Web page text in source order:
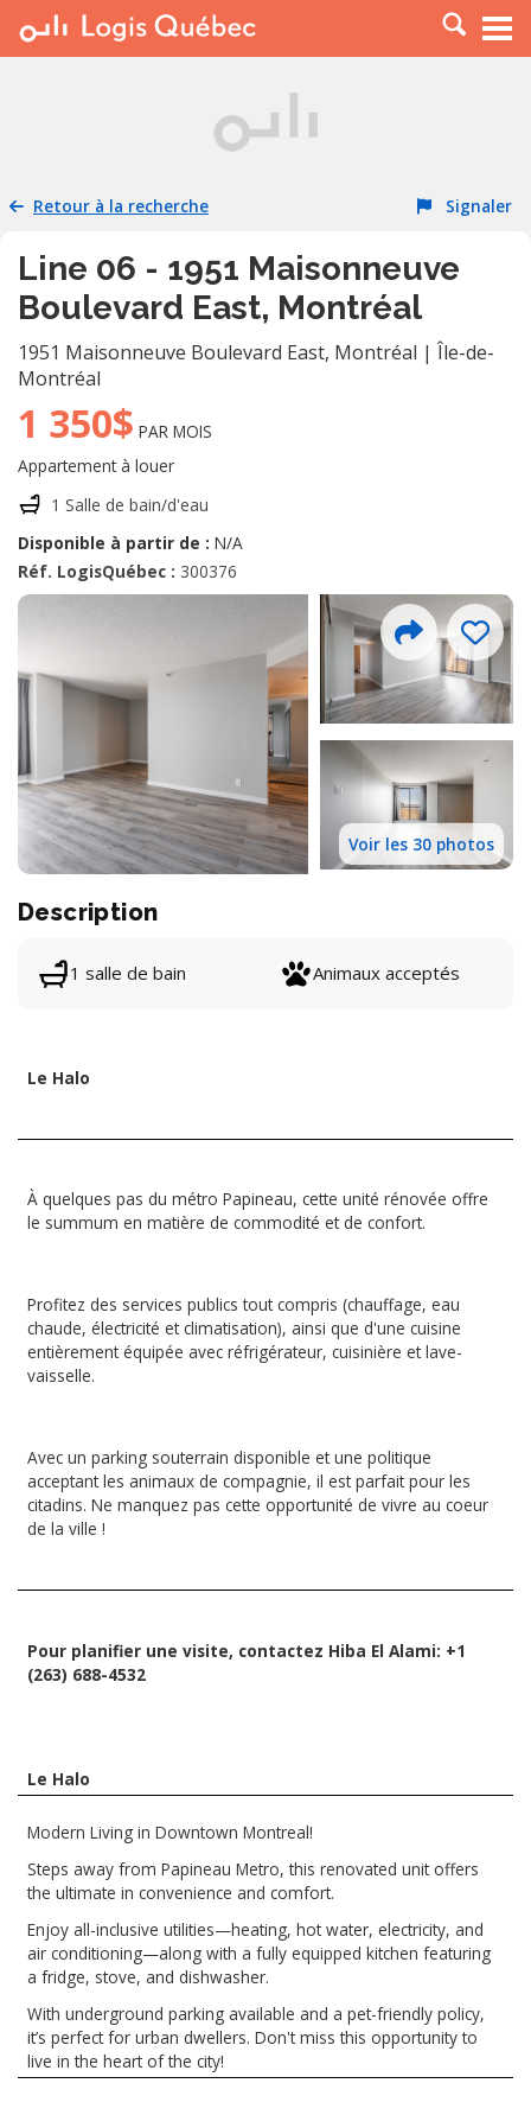
À LOUER
PLACER UNE ANNONCE
RESSOURCES
Retour à la recherche Signaler
Line 06 - 1951 Maisonneuve
Boulevard East, Montréal
1951 Maisonneuve Boulevard East, Montréal | Île-de-
Montréal
1 350$ PAR MOIS
Appartement à louer
1 Salle de bain/d'eau
Disponible à partir de : N/A
Réf. LogisQuébec : 300376
Voir les 30 photos
Description
1 salle de bain Animaux acceptés
Le Halo
À quelques pas du métro Papineau, cette unité rénovée offre
le summum en matière de commodité et de confort.
Profitez des services publics tout compris (chauffage, eau
chaude, électricité et climatisation), ainsi que d'une cuisine
entièrement équipée avec réfrigérateur, cuisinière et lave-
vaisselle.
Avec un parking souterrain disponible et une politique
acceptant les animaux de compagnie, il est parfait pour les
citadins. Ne manquez pas cette opportunité de vivre au coeur
de la ville !
Pour planifier une visite, contactez Hiba El Alami: +1
(263) 688-4532
Le Halo
Modern Living in Downtown Montreal!
Steps away from Papineau Metro, this renovated unit offers
the ultimate in convenience and comfort.
Enjoy all-inclusive utilities—heating, hot water, electricity, and
air conditioning—along with a fully equipped kitchen featuring
a fridge, stove, and dishwasher.
With underground parking available and a pet-friendly policy,
it’s perfect for urban dwellers. Don't miss this opportunity to
live in the heart of the city!